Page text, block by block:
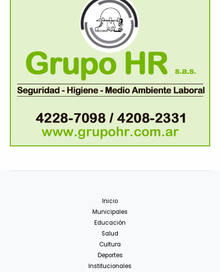
Inicio
Municipales
Educación
Salud
Cultura
Deportes
Institucionales